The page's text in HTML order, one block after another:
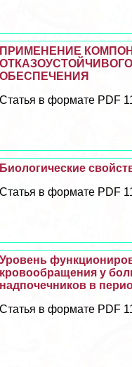
ПРИМЕНЕНИЕ
ОБЕСПЕЧЕНИЯ
Статья в формате PDF
Биологические
Статья в формате PDF
Уровень
кровообращения у
надпочечников в
Статья в формате PDF